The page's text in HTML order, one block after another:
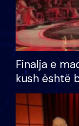
Finalja e
kush është
shtëpinë
të fituar